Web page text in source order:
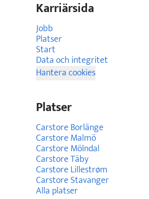
Karriärsida
Jobb
Platser
Start
Data och integritet
Hantera cookies
Platser
Carstore Borlänge
Carstore Malmö
Carstore Mölndal
Carstore Täby
Carstore Lillestrøm
Carstore Stavanger
Alla platser